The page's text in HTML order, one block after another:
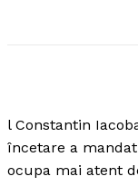
l Constantin
încetare a
ocupa mai atent